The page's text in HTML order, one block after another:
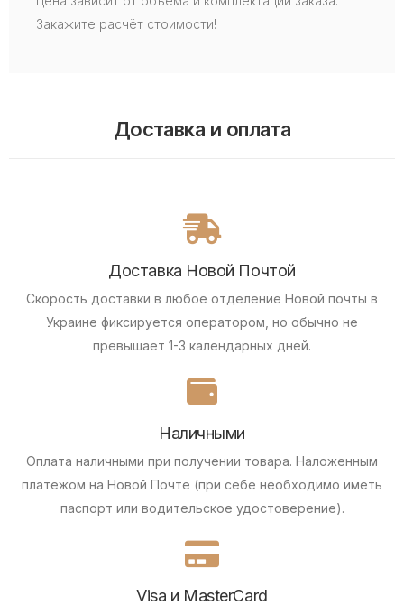
Закажите расчёт стоимости!
Доставка и оплата
Доставка Новой Почтой
Скорость доставки в любое отделение Новой почты в
Украине фиксируется оператором, но обычно не
превышает 1-3 календарных дней.
Наличными
Оплата наличными при получении товара. Наложенным
платежом на Новой Почте (при себе необходимо иметь
паспорт или водительское удостоверение).
Visa и MasterCard